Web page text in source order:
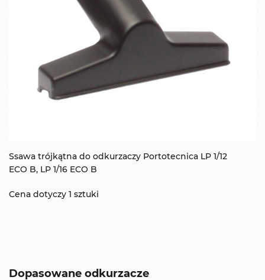
Ssawa trójkątna do odkurzaczy Portotecnica LP 1/12
ECO B, LP 1/16 ECO B
Cena dotyczy 1 sztuki
Dopasowane odkurzacze